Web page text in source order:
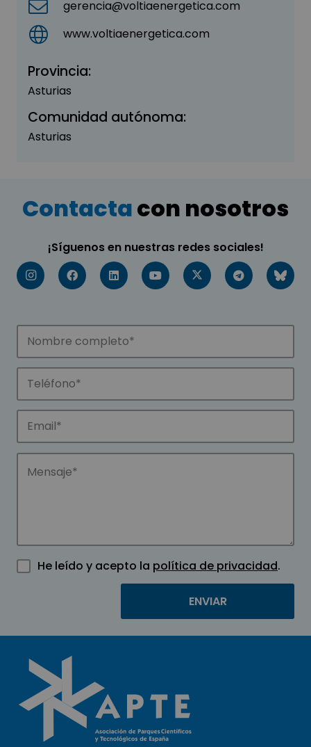
gerencia@voltiaenergetica.com
www.voltiaenergetica.com
Provincia:
Asturias
Comunidad autónoma:
Asturias
Contactacon nosotros
¡Síguenos en nuestras redes sociales!
He leído y acepto la política de privacidad.